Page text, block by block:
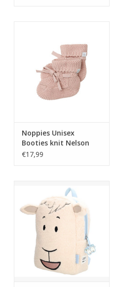
Noppies Unisex
Booties knit Nelson
Rose Smoke NOS
€17,99